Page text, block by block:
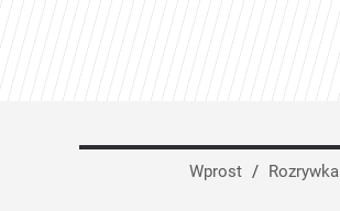
Wprost / Rozrywka